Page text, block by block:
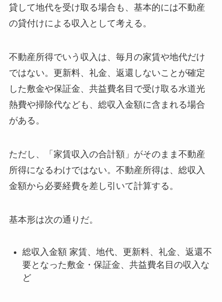
貸して地代を受け取る場合も、基本的には不動産
の貸付けによる収入として考える。
不動産所得でいう収入は、毎月の家賃や地代だけ
ではない。更新料、礼金、返還しないことが確定
した敷金や保証金、共益費名目で受け取る水道光
熱費や掃除代なども、総収入金額に含まれる場合
がある。
ただし、「家賃収入の合計額」がそのまま不動産
所得になるわけではない。不動産所得は、総収入
金額から必要経費を差し引いて計算する。
基本形は次の通りだ。
総収入金額 家賃、地代、更新料、礼金、返還不
要となった敷金・保証金、共益費名目の収入な
ど